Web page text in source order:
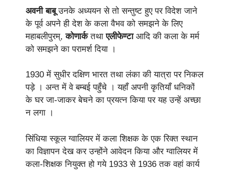
अवनी बाबूउनके अध्ययन से तो सन्तुष्ट हुए पर विदेश जाने
के पूर्व अपने ही देश के कला वैभव को समझने के लिए
महाबलीपुरम्,कोणार्कतथाएलीफेण्टाआदि की कला के मर्म
को समझने का परामर्श दिया ।
1930 में सुधीर दक्षिण भारत तथा लंका की यात्रा पर निकल
पड़े । अन्त में वे बम्बई पहुँचे । यहाँ अपनी कृतियाँ धनिकों
के घर जा-जाकर बेचने का प्रयत्न किया पर यह उन्हें अच्छा
न लगा ।
सिंधिया स्कूल ग्वालियर में कला शिक्षक के एक रिक्त स्थान
का विज्ञापन देख कर उन्होंने आवेदन किया और ग्वालियर में
कला-शिक्षक नियुक्त हो गये 1933 से 1936 तक वहां कार्य